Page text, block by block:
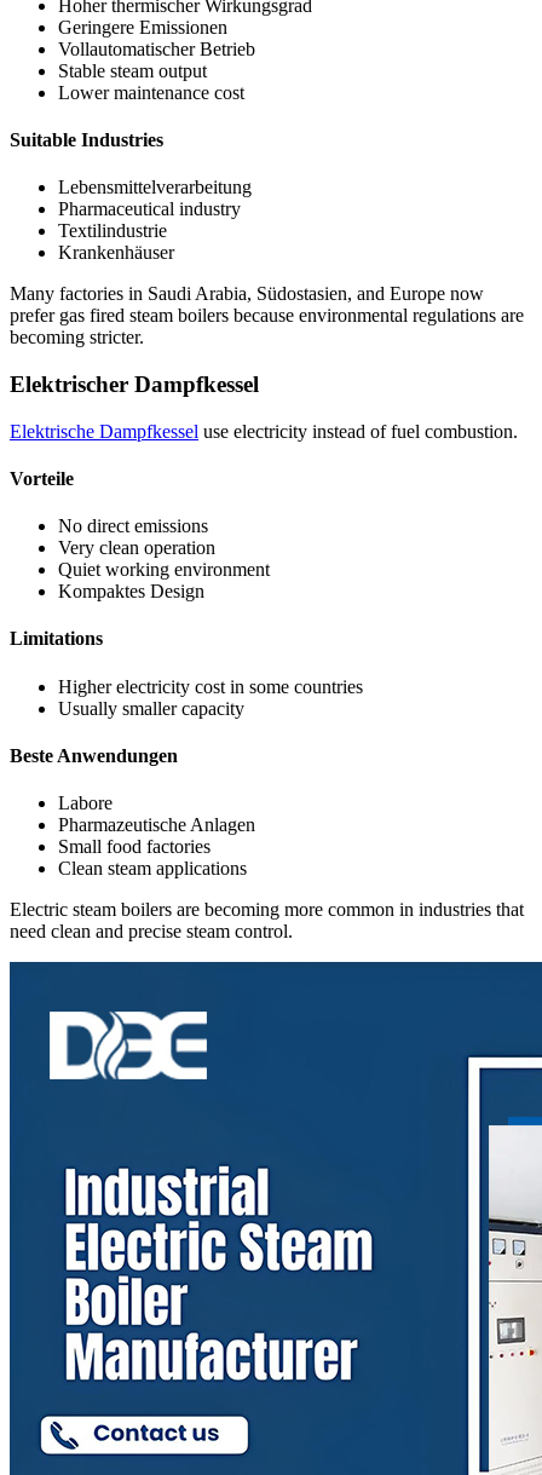
Hoher thermischer Wirkungsgrad
Geringere Emissionen
Vollautomatischer Betrieb
Stable steam output
Lower maintenance cost
Suitable Industries
Lebensmittelverarbeitung
Pharmaceutical industry
Textilindustrie
Krankenhäuser
Many factories in Saudi Arabia, Südostasien, and Europe now
prefer gas fired steam boilers because environmental regulations are
becoming stricter.
Elektrischer Dampfkessel
Elektrische Dampfkessel use electricity instead of fuel combustion.
Vorteile
No direct emissions
Very clean operation
Quiet working environment
Kompaktes Design
Limitations
Higher electricity cost in some countries
Usually smaller capacity
Beste Anwendungen
Labore
Pharmazeutische Anlagen
Small food factories
Clean steam applications
Electric steam boilers are becoming more common in industries that
need clean and precise steam control.